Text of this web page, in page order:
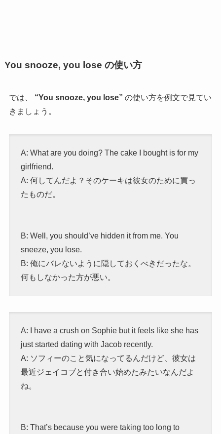
You snooze, you lose の使い方
では、 “You snooze, you lose” の使い方を例文で見てい
きましょう。
A: What are you doing? The cake I bought is for my
girlfriend.
A: 何してんだよ？そのケーキは彼女のために買っ
たものだ。
B: Well, you should’ve hidden it from me. You
sneeze, you lose.
B: 俺にバレないように隠しておくべきだったな。
何もしなかった方が悪い。
A: I have a crush on Sophie but it feels like she has
just started dating with Jacob recently.
A: ソフィーのこと気になってるんだけど、彼女は
最近ジェイコブと付き合い始めたみたいなんだよ
ね。
B: That’s because you were taking too long to